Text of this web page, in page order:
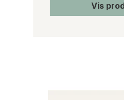
Vis